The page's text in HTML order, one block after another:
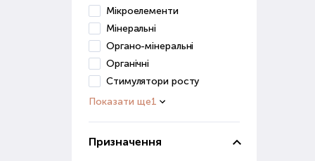
Мікроелементи
Мінеральні
Органо-мінеральні
Органічні
Стимулятори росту
Показати ще1
Призначення